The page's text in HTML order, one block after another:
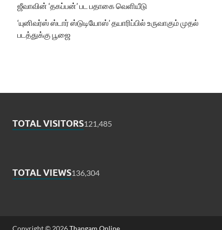
ஜீவாவின் ‘தகப்பன்’ பட பதாகை வெளியீடு
‘யுனிவர்ஸ் ஸ்டார் ஸ்டுடியோஸ்’ தயாரிப்பில் உருவாகும் முதல்
படத்துக்கு பூஜை
TOTAL VISITORS121,485
TOTAL VIEWS136,304
Copyright © 2026Thangam Online